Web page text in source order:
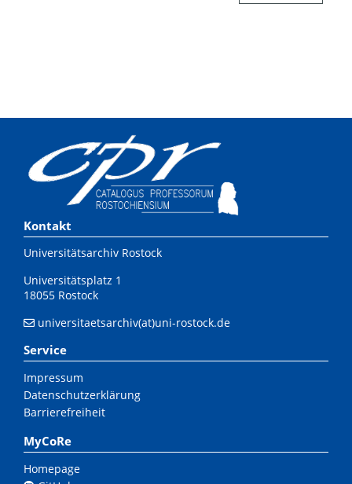
Kontakt
Universitätsarchiv Rostock
Universitätsplatz 1
18055 Rostock
universitaetsarchiv(at)uni-rostock.de
Service
Impressum
Datenschutzerklärung
Barrierefreiheit
MyCoRe
Homepage